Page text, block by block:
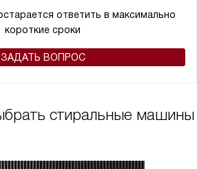
ответить в максимально
короткие сроки
ЗАДАТЬ ВОПРОС
стиральные машины